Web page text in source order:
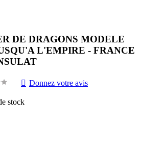
DE DRAGONS MODELE
L'EMPIRE - FRANCE
Donnez votre avis
stock